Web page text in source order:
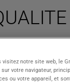
ATOLL, vous
Savoie.
votre
visitez notre site web, le
votre navigateur,
ou votre appareil, et